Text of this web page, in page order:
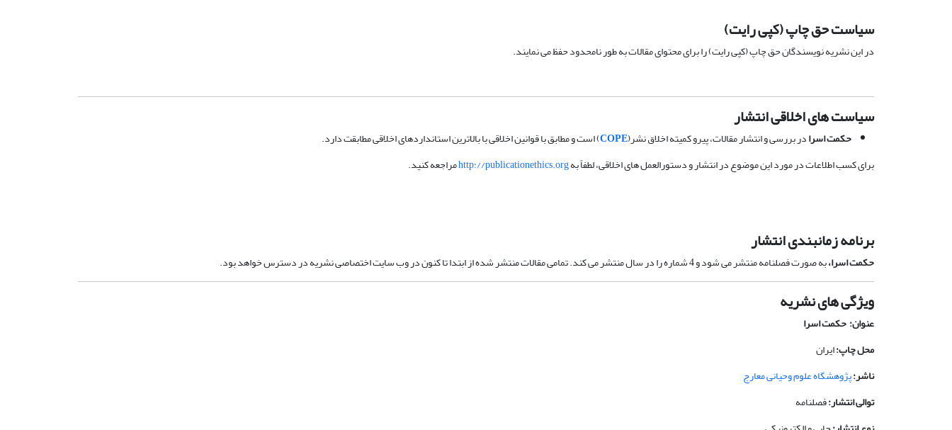
سیاست حق چاپ (کپی رایت)
در این نشریه نویسندگان حق چاپ (کپی رایت) را برای محتوای مقالات به طور نامحدود حفظ می نمایند.
سیاست های اخلاقی انتشار
حکمت اسرادر بررسی و انتشار مقالات، پیرو کمیته اخلاق نشر(COPE) است و مطابق با قوانین اخلاقی با بالاترین استانداردهای اخلاقی مطابقت دارد.
برای کسب اطلاعات در مورد این موضوع در انتشار و دستورالعمل های اخلاقی، لطفاً بهhttp://publicationethics.orgمراجعه کنید.
برنامه زمانبندی انتشار
حکمت اسرا،به صورت فصلنامه منتشر می شود و 4 شماره را در سال منتشر می کند. تمامی مقالات منتشر شده از ابتدا تا کنون در وب سایت اختصاصی نشریه در دسترس خواهد بود.
ویژگی های نشریه
عنوان: حکمت اسرا
محل چاپ:ایران
ناشر:پژوهشگاه علوم وحیانی معارج
توالی انتشار:فصلنامه